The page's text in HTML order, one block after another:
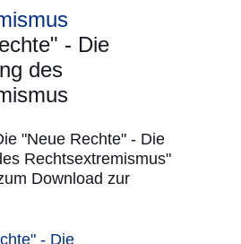
- Die
des
"Neue Rechte" - Die
Rechtsextremismus"
Download zur
- Die
neuen Fenster